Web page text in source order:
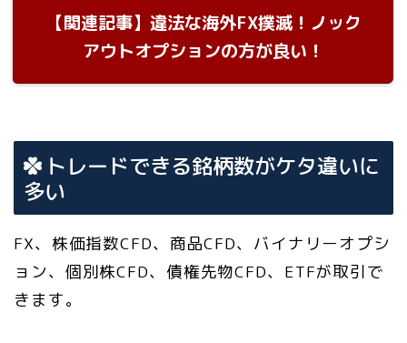
【関連記事】違法な海外FX撲滅！ノック
アウトオプションの方が良い！
トレードできる銘柄数がケタ違いに
多い
FX、株価指数CFD、商品CFD、バイナリーオプシ
ョン、個別株CFD、債権先物CFD、ETFが取引で
きます。